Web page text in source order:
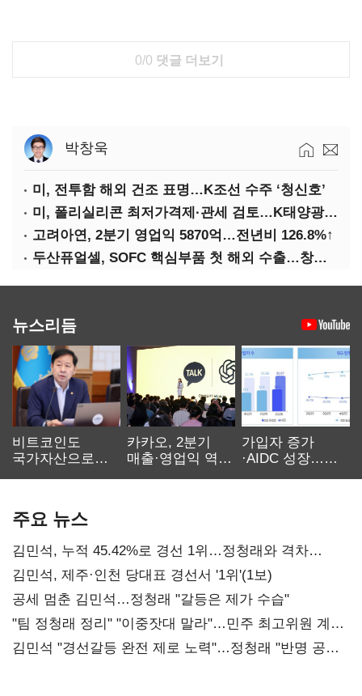
0/0 댓글 더보기
박창욱
미, 전투함 해외 건조 표명…K조선 수주 ‘청신호’
미, 폴리실리콘 최저가격제·관세 검토…K태양광 입지 확대 기대
고려아연, 2분기 영업익 5870억…전년비 126.8%↑
두산퓨얼셀, SOFC 핵심부품 첫 해외 수출…창사 이래 최대 규모
뉴스리듬
비트코인도
국가자산으로…'
카카오, 2분기
매출·영업익 역대
가입자 증가
·AIDC 성장…
주요 뉴스
김민석, 누적 45.42%로 경선 1위…정청래와 격차
0.86%p(2보)
김민석, 제주·인천 당대표 경선서 '1위'(1보)
공세 멈춘 김민석…정청래 "갈등은 제가 수습"
"팀 정청래 정리" "이중잣대 말라"…민주 최고위원 계파
다툼 격화
김민석 "경선갈등 완전 제로 노력"…정청래 "반명 공세